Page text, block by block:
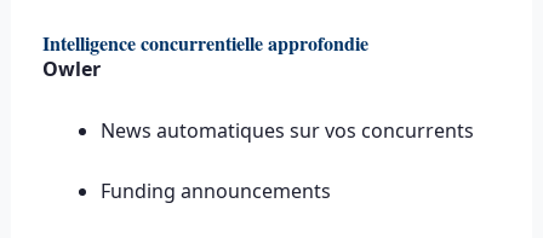
Intelligence concurrentielle approfondie
Owler
News automatiques sur vos concurrents
Funding announcements